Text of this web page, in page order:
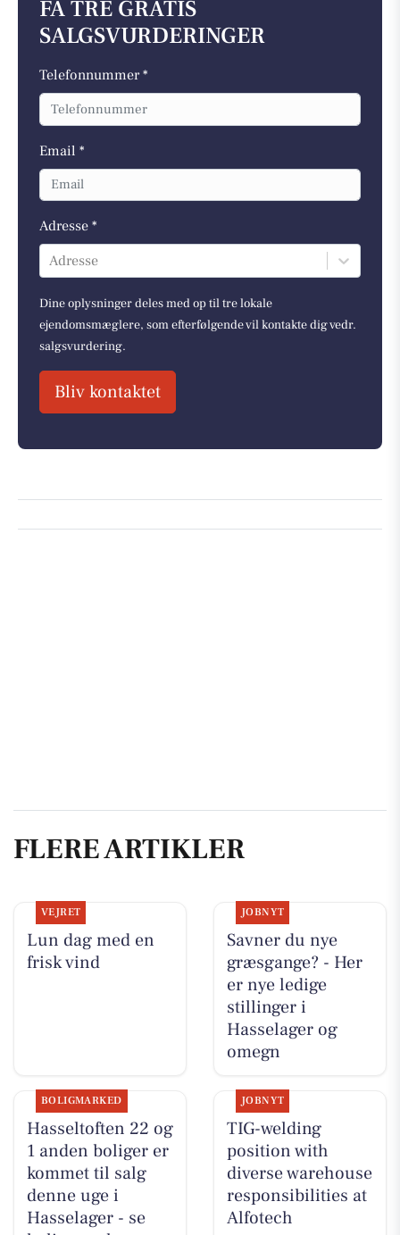
FÅ TRE GRATIS
SALGSVURDERINGER
Telefonnummer *
Email *
Adresse *
Adresse
Dine oplysninger deles med op til tre lokale
ejendomsmæglere, som efterfølgende vil kontakte dig vedr.
salgsvurdering.
Bliv kontaktet
FLERE ARTIKLER
VEJRET
Lun dag med en
frisk vind
JOBNYT
Savner du nye
græsgange? - Her
er nye ledige
stillinger i
Hasselager og
omegn
BOLIGMARKED
Hasseltoften 22 og
1 anden boliger er
kommet til salg
denne uge i
Hasselager - se
JOBNYT
TIG-welding
position with
diverse warehouse
responsibilities at
Alfotech